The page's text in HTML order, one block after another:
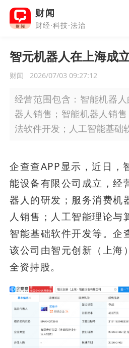
财闻
财经·科技·法治
智元机器人在上海成
财闻 2026/07/03 09:27:12
经营范围包含：智能机器
器人销售；智能机器人销
法软件开发；人工智能基础
企查查APP显示，近日，
能设备有限公司成立，经
器人的研发；服务消费机
人销售；人工智能理论与
智能基础软件开发等。企
该公司由智元创新（上海
全资持股。